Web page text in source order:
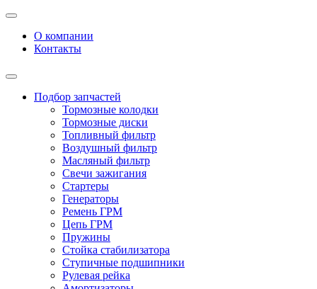
Меню
О компании
Контакты
Меню
Подбор запчастей
Тормозные колодки
Тормозные диски
Топливный фильтр
Воздушный фильтр
Масляный фильтр
Свечи зажигания
Стартеры
Генераторы
Ремень ГРМ
Цепь ГРМ
Пружины
Стойка стабилизатора
Ступичные подшипники
Рулевая рейка